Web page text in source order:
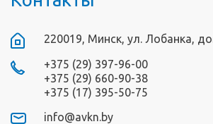
220019, Минск, ул. Лобанка,
+375 (29) 397-96-00
+375 (29) 660-90-38
+375 (17) 395-50-75
info@avkn.by